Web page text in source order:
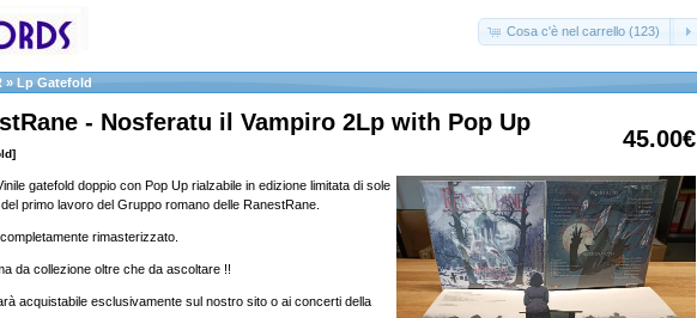
Cosa c'è nel carrello (123)
» Lp Gatefold
45.00€
- Nosferatu il Vampiro 2Lp with Pop Up
gatefold doppio con Pop Up rialzabile in edizione limitata di sole
primo lavoro del Gruppo romano delle RanestRane.
completamente rimasterizzato.
da collezione oltre che da ascoltare !!
acquistabile esclusivamente sul nostro sito o ai concerti della